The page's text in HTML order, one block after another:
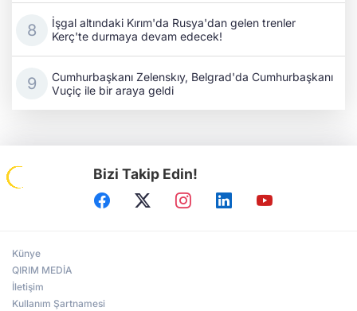
İşgal altındaki Kırım'da Rusya'dan gelen trenler
Kerç'te durmaya devam edecek!
Cumhurbaşkanı Zelenskıy, Belgrad'da Cumhurbaşkanı
Vuçiç ile bir araya geldi
Bizi Takip Edin!
Künye
QIRIM MEDİA
İletişim
Kullanım Şartnamesi